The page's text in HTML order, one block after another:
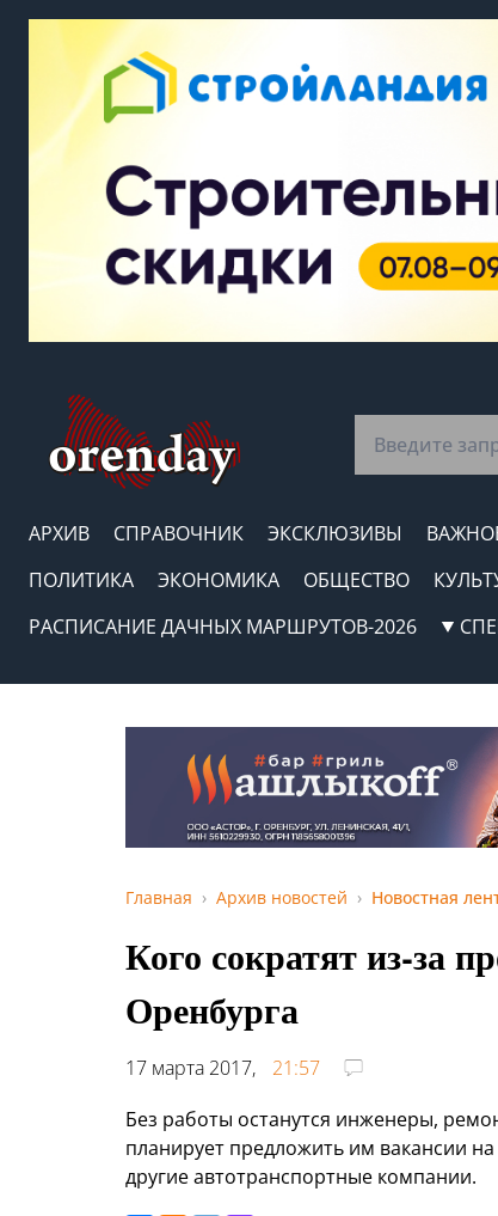
АРХИВ СПРАВОЧНИК ЭКСКЛЮЗИВЫ
ПОЛИТИКА
ЭКОНОМИКА ОБЩЕСТВО
РАСПИСАНИЕ ДАЧНЫХ МАРШРУТОВ-2026
Главная Архив новостей Новостная
Кого сократят из-за
Оренбурга
17 марта 2017,
21:57
Без работы останутся инженеры,
планирует предложить им вакансии
другие автотранспортные компании.